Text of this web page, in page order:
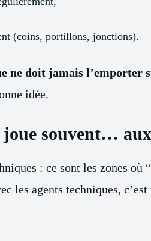
(coins, portillons, jonctions).
ne doit jamais l’emporter
idée.
joue souvent…
: ce sont les zones où
les agents techniques, c’est